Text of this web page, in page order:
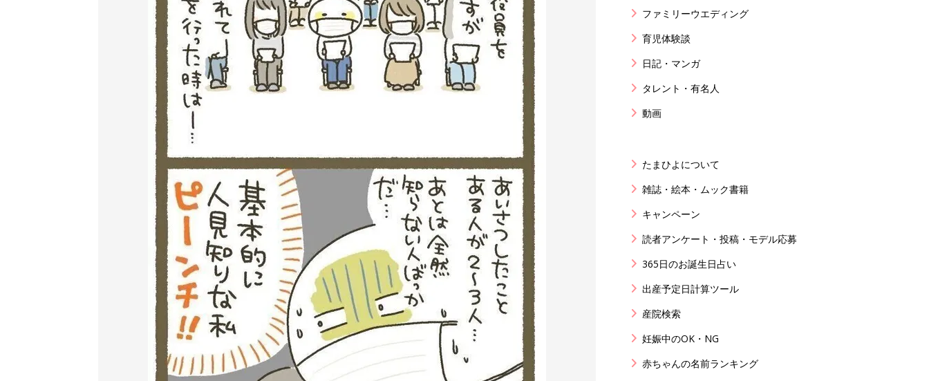
ファミリーウエディング
育児体験談
日記・マンガ
タレント・有名人
動画
たまひよについて
雑誌・絵本・ムック書籍
キャンペーン
読者アンケート・投稿・モデル応募
365日のお誕生日占い
出産予定日計算ツール
産院検索
妊娠中のOK・NG
赤ちゃんの名前ランキング